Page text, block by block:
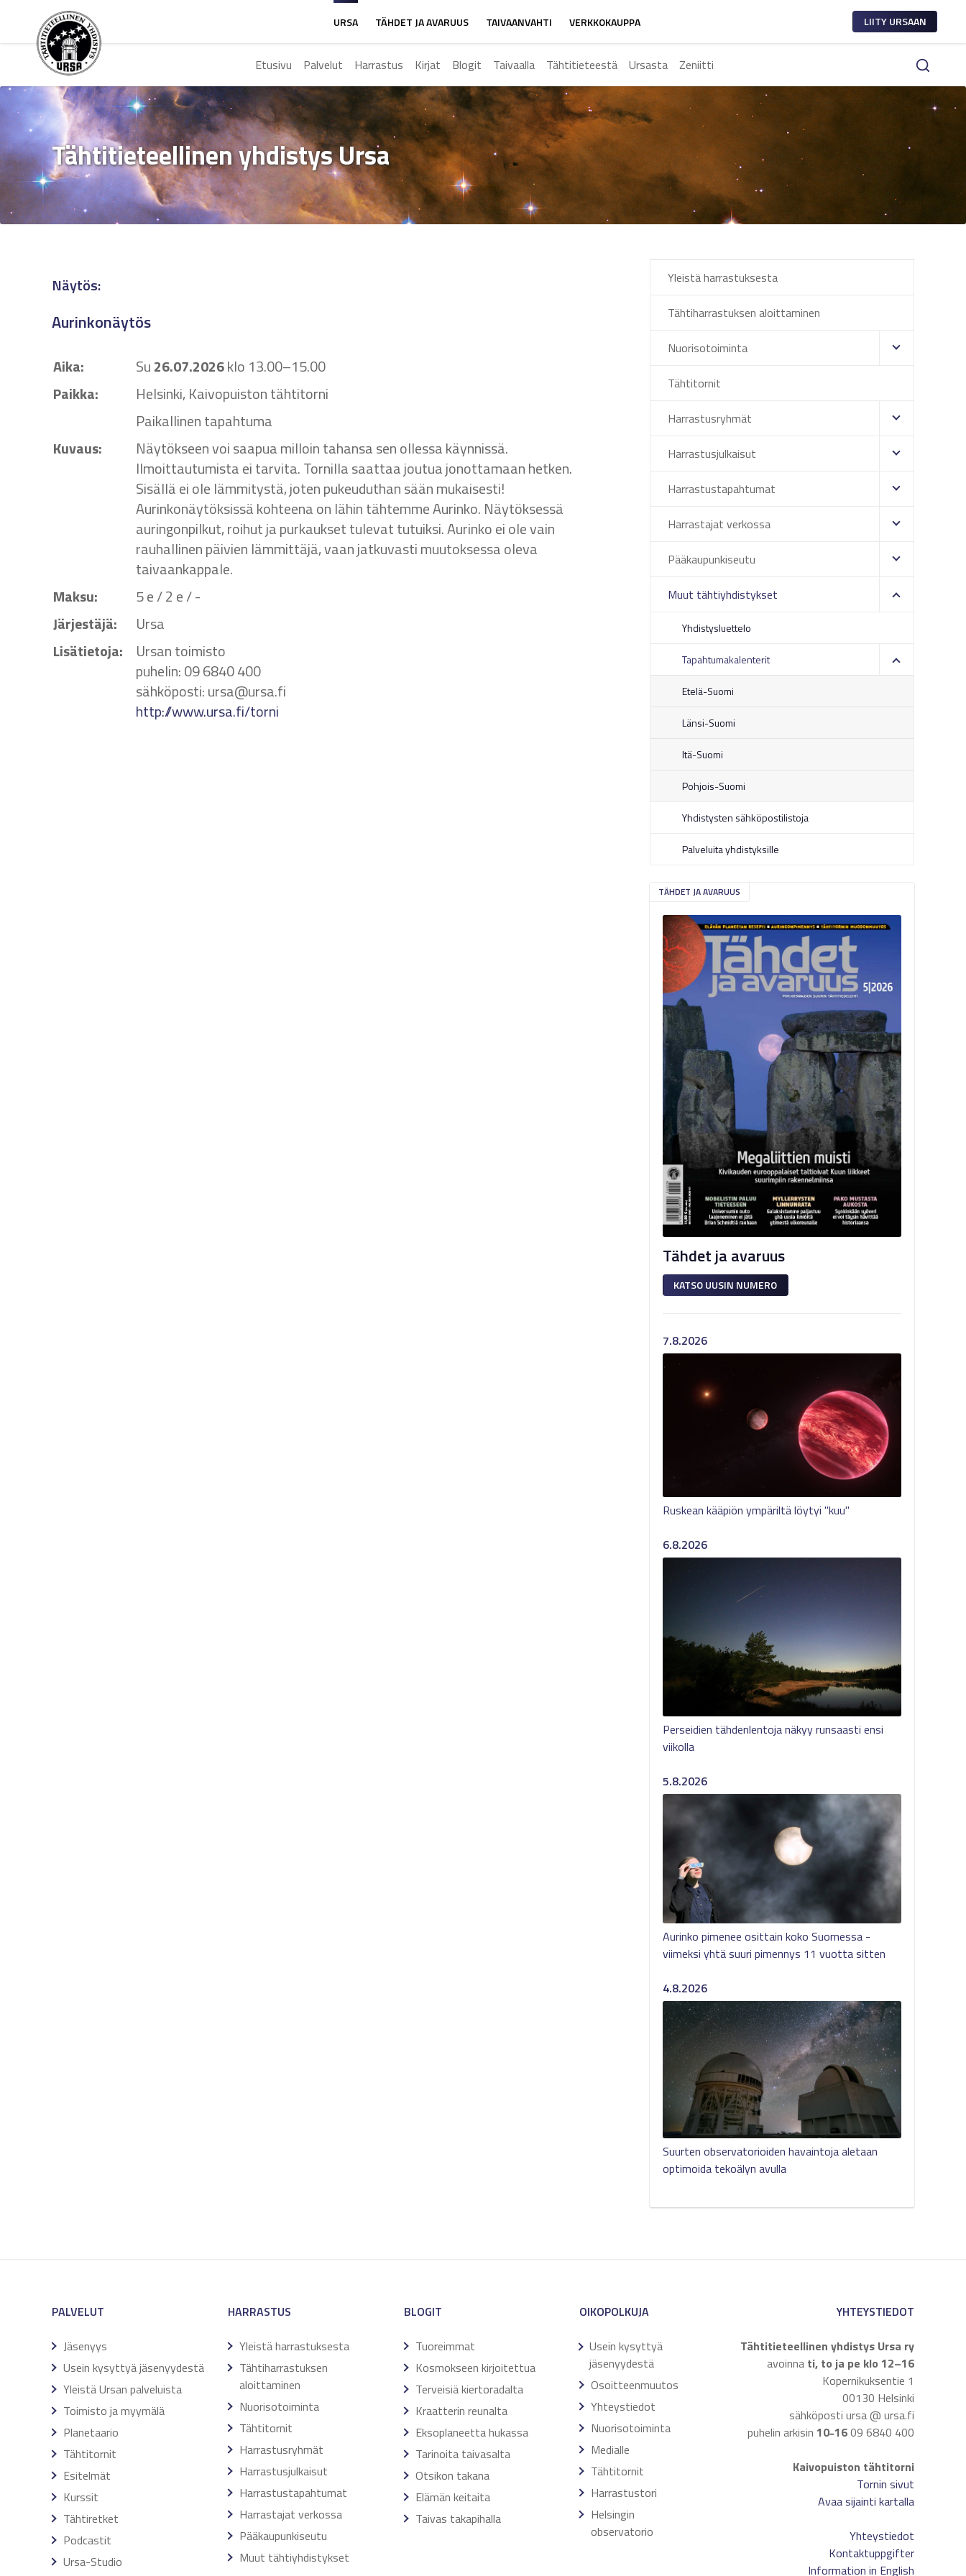
LIITY URSAAN
URSA TÄHDET JA AVARUUS TAIVAANVAHTI VERKKOKAUPPA
Etusivu Palvelut Harrastus Kirjat Blogit Taivaalla Tähtitieteestä Ursasta Zeniitti
Tähtitieteellinen yhdistys Ursa
Näytös:
Aurinkonäytös
Aika: Su26.07.2026klo 13.00–15.00
Paikka:
Helsinki, Kaivopuiston tähtitorni
Paikallinen tapahtuma
Kuvaus:
Näytökseen voi saapua milloin tahansa sen ollessa käynnissä.
Ilmoittautumista ei tarvita. Tornilla saattaa joutua jonottamaan hetken.
Sisällä ei ole lämmitystä, joten pukeuduthan sään mukaisesti!
Aurinkonäytöksissä kohteena on lähin tähtemme Aurinko. Näytöksessä
auringonpilkut, roihut ja purkaukset tulevat tutuiksi. Aurinko ei ole vain
rauhallinen päivien lämmittäjä, vaan jatkuvasti muutoksessa oleva
taivaankappale.
Maksu:
5 e / 2 e / -
Järjestäjä:
Ursa
Lisätietoja:
Ursan toimisto
puhelin: 09 6840 400
sähköposti: ursa@ursa.fi
http://www.ursa.fi/torni
Yleistä harrastuksesta
Tähtiharrastuksen aloittaminen
Nuorisotoiminta
Tähtitornit
Harrastusryhmät
Harrastusjulkaisut
Harrastustapahtumat
Harrastajat verkossa
Pääkaupunkiseutu
Muut tähtiyhdistykset
Yhdistysluettelo
Tapahtumakalenterit
Etelä-Suomi
Länsi-Suomi
Itä-Suomi
Pohjois-Suomi
Yhdistysten sähköpostilistoja
Palveluita yhdistyksille
TÄHDET JA AVARUUS
Tähdet ja avaruus
KATSO UUSIN NUMERO
7.8.2026
Ruskean kääpiön ympäriltä löytyi "kuu"
6.8.2026
Perseidien tähdenlentoja näkyy runsaasti ensi
viikolla
5.8.2026
Aurinko pimenee osittain koko Suomessa -
viimeksi yhtä suuri pimennys 11 vuotta sitten
4.8.2026
Suurten observatorioiden havaintoja aletaan
optimoida tekoälyn avulla
PALVELUT
Jäsenyys
Usein kysyttyä jäsenyydestä
Yleistä Ursan palveluista
Toimisto ja myymälä
Planetaario
Tähtitornit
Esitelmät
Kurssit
Tähtiretket
Podcastit
Ursa-Studio
HARRASTUS
Yleistä harrastuksesta
Tähtiharrastuksen
aloittaminen
Nuorisotoiminta
Tähtitornit
Harrastusryhmät
Harrastusjulkaisut
Harrastustapahtumat
Harrastajat verkossa
Pääkaupunkiseutu
Muut tähtiyhdistykset
BLOGIT
Tuoreimmat
Kosmokseen kirjoitettua
Terveisiä kiertoradalta
Kraatterin reunalta
Eksoplaneetta hukassa
Tarinoita taivasalta
Otsikon takana
Elämän keitaita
Taivas takapihalla
OIKOPOLKUJA
Usein kysyttyä
jäsenyydestä
Osoitteenmuutos
Yhteystiedot
Nuorisotoiminta
Medialle
Tähtitornit
Harrastustori
Helsingin
observatorio
YHTEYSTIEDOT
Tähtitieteellinen yhdistys Ursa ry
avoinna ti, to ja pe klo 12–16
Kopernikuksentie 1
00130 Helsinki
sähköposti ursa @ ursa.fi
puhelin arkisin 10–1609 6840 400
Kaivopuiston tähtitorni
Tornin sivut
Avaa sijainti kartalla
Yhteystiedot
Kontaktuppgifter
Information in English